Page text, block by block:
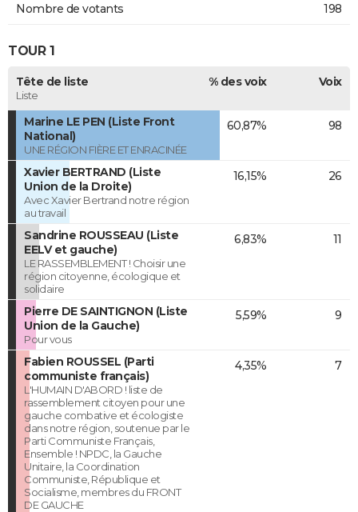
Nombre de votants 198
TOUR 1
Tête de liste
Liste
% des voix Voix
Marine LE PEN (Liste Front
National)
UNE RÉGION FIÈRE ET ENRACINÉE
60,87% 98
Xavier BERTRAND (Liste
Union de la Droite)
Avec Xavier Bertrand notre région
au travail
16,15% 26
Sandrine ROUSSEAU (Liste
EELV et gauche)
LE RASSEMBLEMENT ! Choisir une
région citoyenne, écologique et
solidaire
6,83% 11
Pierre DE SAINTIGNON (Liste
Union de la Gauche)
Pour vous
5,59% 9
Fabien ROUSSEL (Parti
communiste français)
L'HUMAIN D'ABORD ! liste de
rassemblement citoyen pour une
gauche combative et écologiste
dans notre région, soutenue par le
Parti Communiste Français,
Ensemble ! NPDC, la Gauche
Unitaire, la Coordination
Communiste, République et
Socialisme, membres du FRONT
DE GAUCHE
4,35% 7